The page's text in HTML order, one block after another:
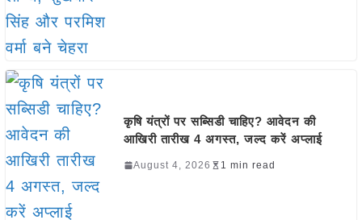
कृषि यंत्रों पर सब्सिडी चाहिए? आवेदन की
आखिरी तारीख 4 अगस्त, जल्द करें अप्लाई
August 4, 2026 1 min read